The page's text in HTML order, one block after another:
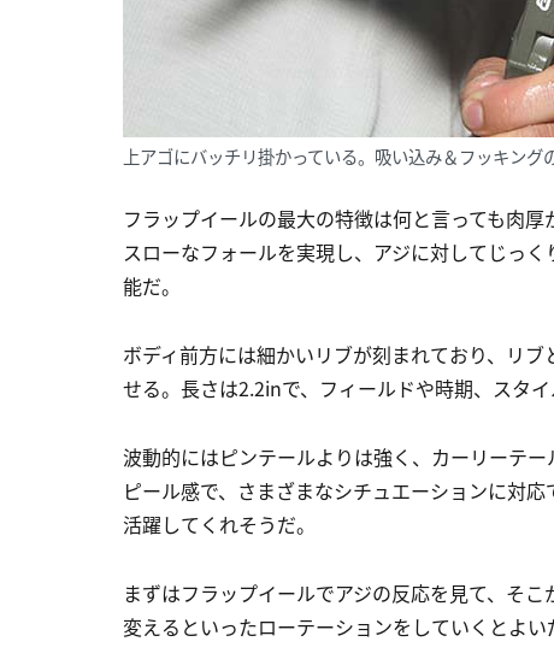
上アゴにバッチリ掛かっている。吸い込み＆フッキング
フラップイールの最大の特徴は何と言っても肉
スローなフォールを実現し、アジに対してじっ
能だ。
ボディ前方には細かいリブが刻まれており、リ
せる。長さは2.2inで、フィールドや時期、スタ
波動的にはピンテールよりは強く、カーリーテ
ピール感で、さまざまなシチュエーションに対
活躍してくれそうだ。
まずはフラップイールでアジの反応を見て、そ
変えるといったローテーションをしていくとよい